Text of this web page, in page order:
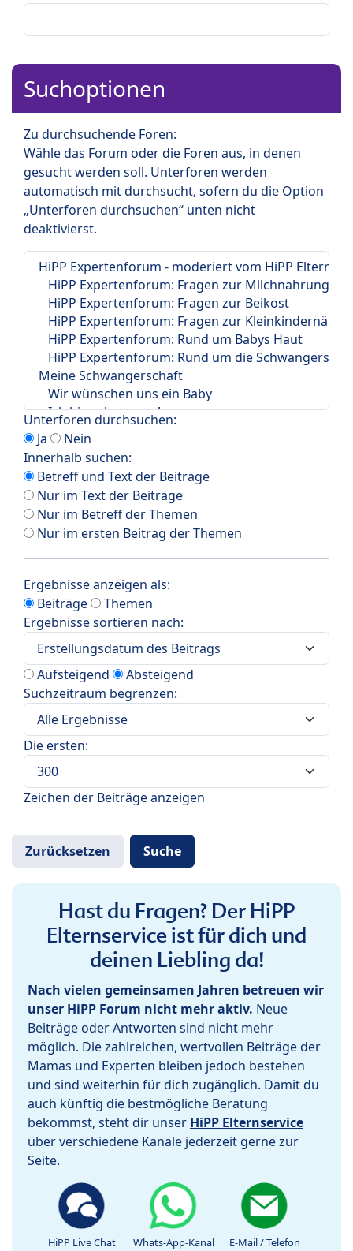
Suchoptionen
Zu durchsuchende Foren:
Wähle das Forum oder die Foren aus, in denen
gesucht werden soll. Unterforen werden
automatisch mit durchsucht, sofern du die Option
„Unterforen durchsuchen“ unten nicht
deaktivierst.
Unterforen durchsuchen:
Ja
Nein
Innerhalb suchen:
Betreff und Text der Beiträge
Nur im Text der Beiträge
Nur im Betreff der Themen
Nur im ersten Beitrag der Themen
Ergebnisse anzeigen als:
Beiträge
Themen
Ergebnisse sortieren nach:
Aufsteigend
Absteigend
Suchzeitraum begrenzen:
Die ersten:
Zeichen der Beiträge anzeigen
Hast du Fragen? Der HiPP
Elternservice ist für dich und
deinen Liebling da!
Nach vielen gemeinsamen Jahren betreuen wir
unser HiPP Forum nicht mehr aktiv. Neue
Beiträge oder Antworten sind nicht mehr
möglich. Die zahlreichen, wertvollen Beiträge der
Mamas und Experten bleiben jedoch bestehen
und sind weiterhin für dich zugänglich. Damit du
auch künftig die bestmögliche Beratung
bekommst, steht dir unser HiPP Elternservice
über verschiedene Kanäle jederzeit gerne zur
Seite.
HiPP Live Chat Whats-App-Kanal E-Mail / Telefon